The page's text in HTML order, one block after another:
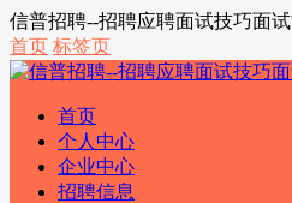
信普招聘--招聘应聘面试技巧面
首页 标签页
首页
个人中心
企业中心
招聘信息